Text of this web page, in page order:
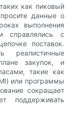
как пиковый
данные о
выполнения
справлялись с
поставок.
реалистичные
закупок, и
такие как
или программы
сокращает
поддерживать